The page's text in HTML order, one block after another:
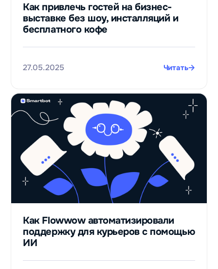
Как привлечь гостей на бизнес-
выставке без шоу, инсталляций и
бесплатного кофе
27.05.2025 Читать
Как Flowwow автоматизировали
поддержку для курьеров с помощью
ИИ